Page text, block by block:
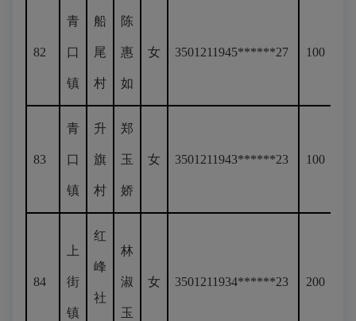
82
青
口
镇
船
尾
村
陈
惠
如
女 3501211945******27 100
83
青
口
镇
升
旗
村
郑
玉
娇
女 3501211943******23 100
84
上
街
镇
红
峰
社
林
淑
玉
女 3501211934******23 200